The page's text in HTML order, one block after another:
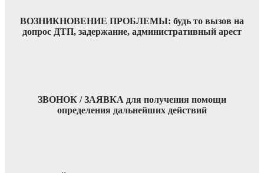
ВОЗНИКНОВЕНИЕ ПРОБЛЕМЫ: будь то вызов на
допрос ДТП, задержание, административный арест
ЗВОНОК / ЗАЯВКА для получения помощи
определения дальнейших действий